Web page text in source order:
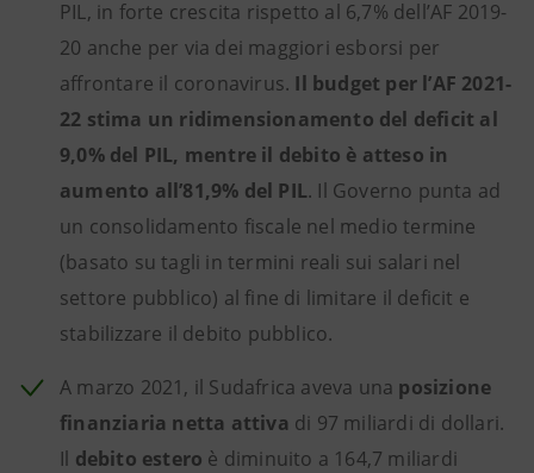
PIL, in forte crescita rispetto al 6,7% dell’AF 2019-
20 anche per via dei maggiori esborsi per
affrontare il coronavirus. Il budget per l’AF 2021-
22 stima un ridimensionamento del deficit al
9,0% del PIL, mentre il debito è atteso in
aumento all’81,9% del PIL. Il Governo punta ad
un consolidamento fiscale nel medio termine
(basato su tagli in termini reali sui salari nel
settore pubblico) al fine di limitare il deficit e
stabilizzare il debito pubblico.
A marzo 2021, il Sudafrica aveva una posizione
finanziaria netta attiva di 97 miliardi di dollari.
Il debito estero è diminuito a 164,7 miliardi